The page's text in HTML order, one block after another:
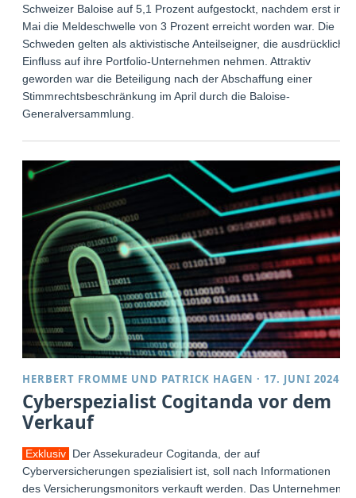
Schweizer Baloise auf 5,1 Prozent aufgestockt, nachdem erst im
Mai die Meldeschwelle von 3 Prozent erreicht worden war. Die
Schweden gelten als aktivistische Anteilseigner, die ausdrücklich
Einfluss auf ihre Portfolio-Unternehmen nehmen. Attraktiv
geworden war die Beteiligung nach der Abschaffung einer
Stimmrechtsbeschränkung im April durch die Baloise-
Generalversammlung.
HERBERT FROMME UND PATRICK HAGEN · 17. JUNI 2024
Cyberspezialist Cogitanda vor dem
Verkauf
Exklusiv Der Assekuradeur Cogitanda, der auf
Cyberversicherungen spezialisiert ist, soll nach Informationen
des Versicherungsmonitors verkauft werden. Das Unternehmen